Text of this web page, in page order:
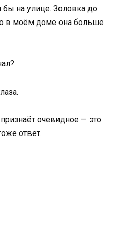
бы на улице. Золовка до
в моём доме она больше
очевидное — это
ответ.